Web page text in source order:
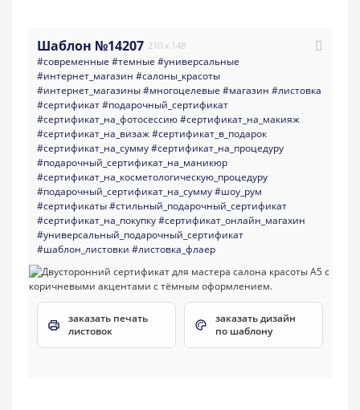
Шаблон №14207 210 x 148
#современные #темные #универсальные
#интернет_магазин #салоны_красоты
#интернет_магазины#многоцелевые #магазин #листовка
#сертификат#подарочный_сертификат
#сертификат_на_фотосессию#сертификат_на_макияж
#сертификат_на_визаж#сертификат_в_подарок
#сертификат_на_сумму#сертификат_на_процедуру
#подарочный_сертификат_на_маникюр
#сертификат_на_косметологическую_процедуру
#подарочный_сертификат_на_сумму#шоу_рум
#сертификаты#стильный_подарочный_сертификат
#сертификат_на_покупку#сертификат_онлайн_магахин
#универсальный_подарочный_сертификат
#шаблон_листовки #листовка_флаер
заказать печать
листовок
заказать дизайн
по шаблону